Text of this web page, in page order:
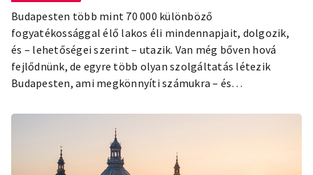
Budapesten több mint 70 000 különböző
fogyatékossággal élő lakos éli mindennapjait, dolgozik,
és – lehetőségei szerint – utazik. Van még bőven hová
fejlődnünk, de egyre több olyan szolgáltatás létezik
Budapesten, ami megkönnyíti számukra – és